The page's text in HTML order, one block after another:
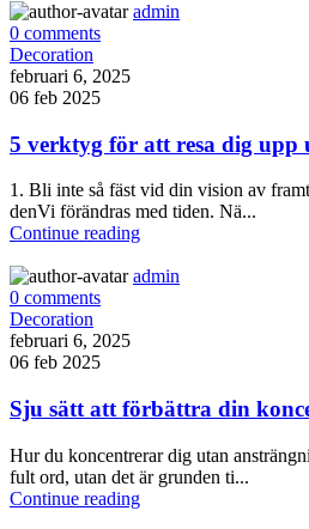
admin
0 comments
Decoration
februari 6, 2025
06 feb 2025
5 verktyg för att resa dig upp
1. Bli inte så fäst vid din vision av
denVi förändras med tiden. Nä...
Continue reading
admin
0 comments
Decoration
februari 6, 2025
06 feb 2025
Sju sätt att förbättra din
Hur du koncentrerar dig utan
fult ord, utan det är grunden ti...
Continue reading